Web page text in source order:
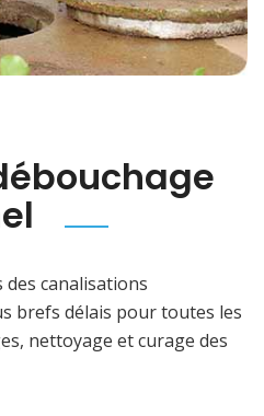
canalisations
brefs délais pour toutes les
nettoyage et curage des